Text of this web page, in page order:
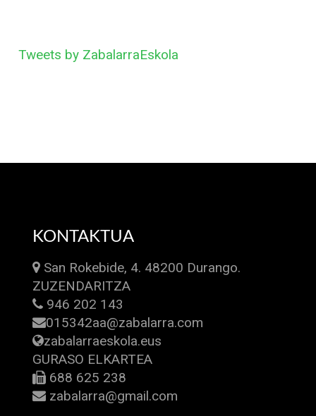
Tweets by ZabalarraEskola
KONTAKTUA
San Rokebide, 4. 48200 Durango.
ZUZENDARITZA
946 202 143
015342aa@zabalarra.com
zabalarraeskola.eus
GURASO ELKARTEA
688 625 238
zabalarra@gmail.com